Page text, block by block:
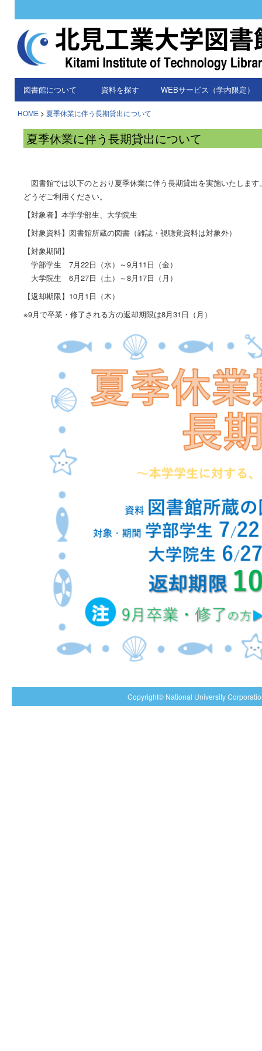
図書館について 資料を探す WEBサービス（学内限定）
HOME > 夏季休業に伴う長期貸出について
夏季休業に伴う長期貸出について
図書館では以下のとおり夏季休業に伴う長期貸出を実施いたします
どうぞご利用ください。
【対象者】本学学部生、大学院生
【対象資料】図書館所蔵の図書（雑誌・視聴覚資料は対象外）
【対象期間】
学部学生 7月22日（水）～9月11日（金）
大学院生 6月27日（土）～8月17日（月）
【返却期限】10月1日（木）
※9月で卒業・修了される方の返却期限は8月31日（月）
Copyright© National University